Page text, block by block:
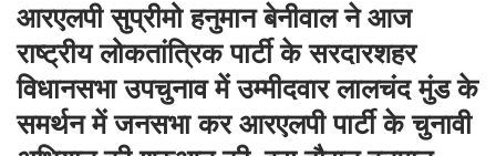
आरएलपी सुप्रीमो हनुमान बेनीवाल ने आज
राष्ट्रीय लोकतांत्रिक पार्टी के सरदारशहर
विधानसभा उपचुनाव में उम्मीदवार लालचंद मुंड के
समर्थन में जनसभा कर आरएलपी पार्टी के चुनावी